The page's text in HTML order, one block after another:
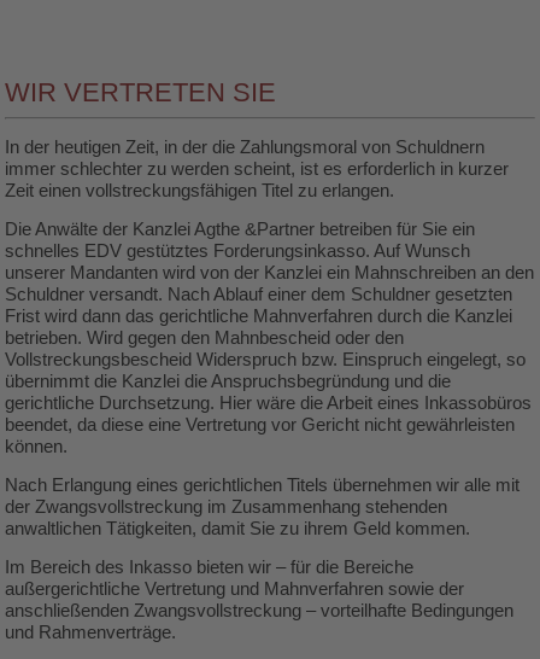
WIR VERTRETEN SIE
In der heutigen Zeit, in der die Zahlungsmoral von Schuldnern
immer schlechter zu werden scheint, ist es erforderlich in kurzer
Zeit einen vollstreckungsfähigen Titel zu erlangen.
Die Anwälte der Kanzlei Agthe &Partner betreiben für Sie ein
schnelles EDV gestütztes Forderungsinkasso. Auf Wunsch
unserer Mandanten wird von der Kanzlei ein Mahnschreiben an den
Schuldner versandt. Nach Ablauf einer dem Schuldner gesetzten
Frist wird dann das gerichtliche Mahnverfahren durch die Kanzlei
betrieben. Wird gegen den Mahnbescheid oder den
Vollstreckungsbescheid Widerspruch bzw. Einspruch eingelegt, so
übernimmt die Kanzlei die Anspruchsbegründung und die
gerichtliche Durchsetzung. Hier wäre die Arbeit eines Inkassobüros
beendet, da diese eine Vertretung vor Gericht nicht gewährleisten
können.
Nach Erlangung eines gerichtlichen Titels übernehmen wir alle mit
der Zwangsvollstreckung im Zusammenhang stehenden
anwaltlichen Tätigkeiten, damit Sie zu ihrem Geld kommen.
Im Bereich des Inkasso bieten wir – für die Bereiche
außergerichtliche Vertretung und Mahnverfahren sowie der
anschließenden Zwangsvollstreckung – vorteilhafte Bedingungen
und Rahmenverträge.